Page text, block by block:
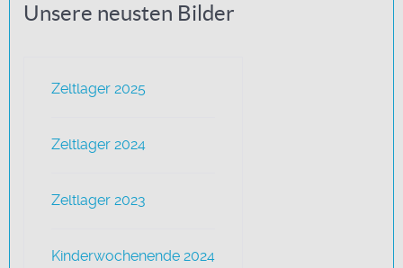
Unsere neusten Bilder
Zeltlager 2025
Zeltlager 2024
Zeltlager 2023
Kinderwochenende 2024